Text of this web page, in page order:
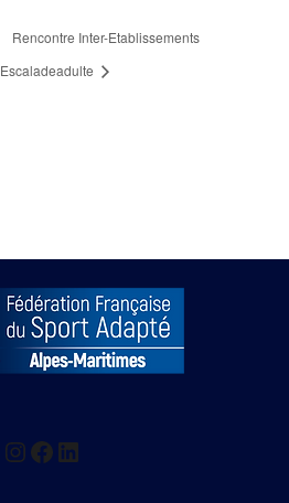
Rencontre Inter-Etablissements
Escaladeadulte